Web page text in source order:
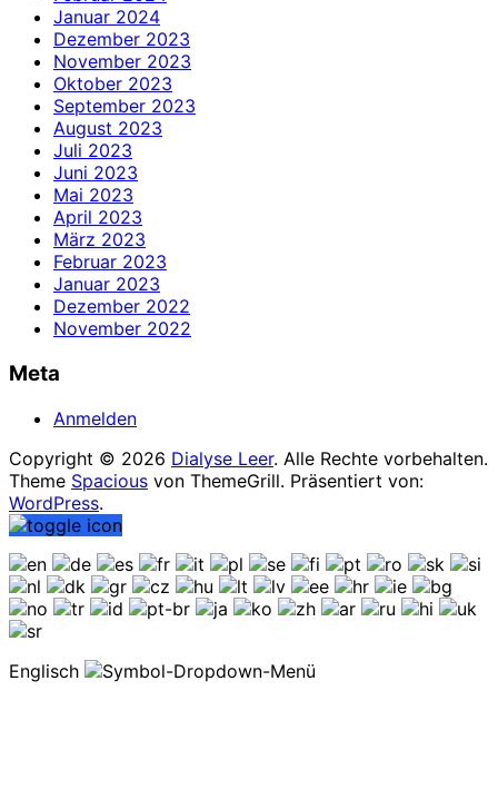
Januar 2024
Dezember 2023
November 2023
Oktober 2023
September 2023
August 2023
Juli 2023
Juni 2023
Mai 2023
April 2023
März 2023
Februar 2023
Januar 2023
Dezember 2022
November 2022
Meta
Anmelden
Copyright © 2026 Dialyse Leer. Alle Rechte vorbehalten.
Theme Spacious von ThemeGrill. Präsentiert von:
WordPress.
Englisch